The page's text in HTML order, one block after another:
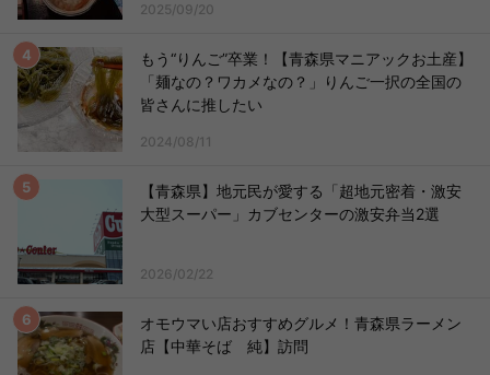
2025/09/20
もう“りんご”卒業！【青森県マニアックお土産】
「麺なの？ワカメなの？」りんご一択の全国の
皆さんに推したい
2024/08/11
【青森県】地元民が愛する「超地元密着・激安
大型スーパー」カブセンターの激安弁当2選
2026/02/22
オモウマい店おすすめグルメ！青森県ラーメン
店【中華そば 純】訪問